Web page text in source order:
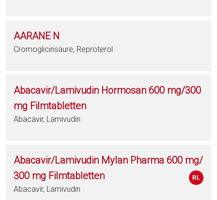
AARANE N
Cromoglicinsäure, Reproterol
Abacavir/Lamivudin Hormosan 600 mg/300
mg Filmtabletten
Abacavir, Lamivudin
Abacavir/Lamivudin Mylan Pharma 600 mg/
300 mg Filmtabletten
Abacavir, Lamivudin